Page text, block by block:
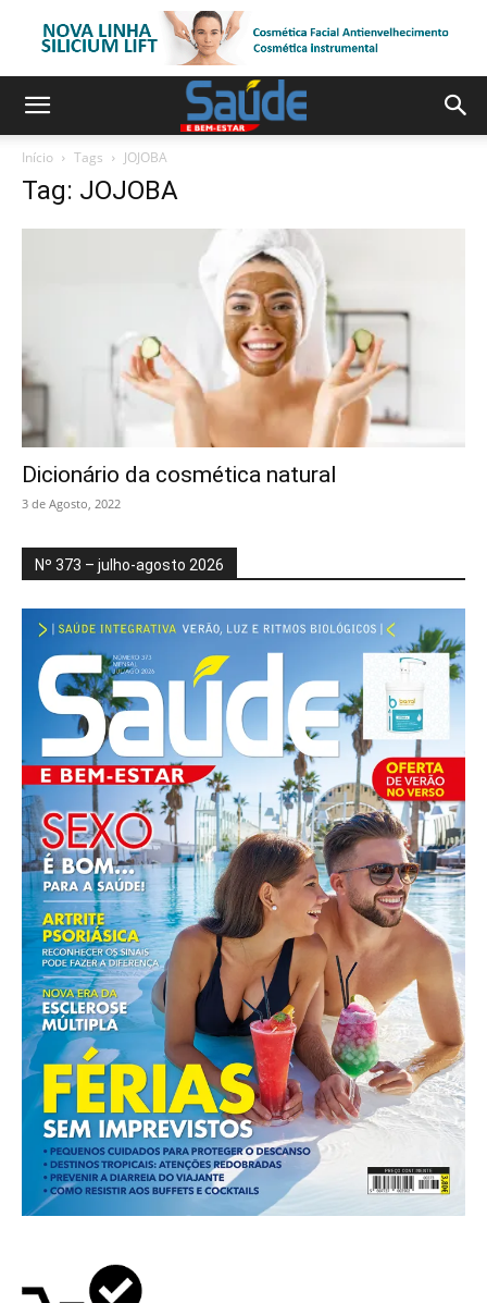
Início Tags JOJOBA
Tag: JOJOBA
Dicionário da cosmética natural
3 de Agosto, 2022
Nº 373 – julho-agosto 2026